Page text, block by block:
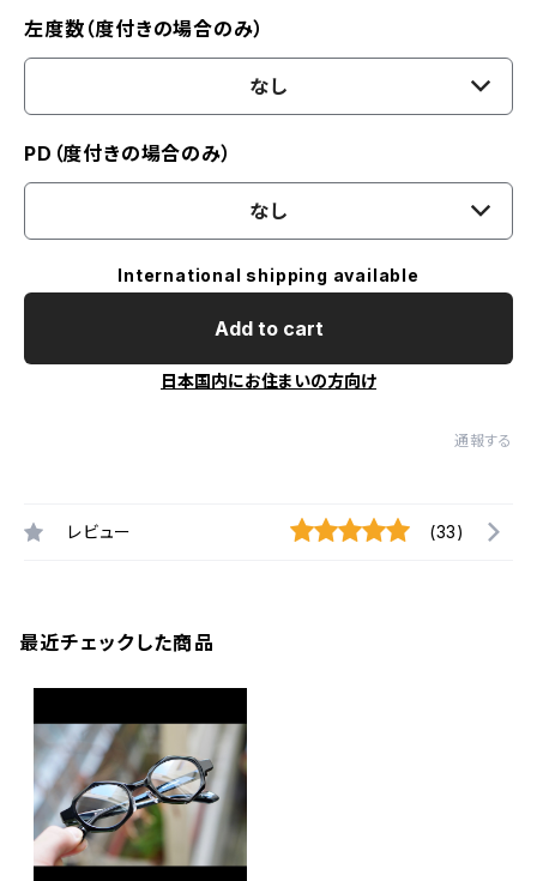
左度数（度付きの場合のみ）
なし
PD（度付きの場合のみ）
なし
International shipping available
Add to cart
日本国内にお住まいの方向け
通報する
レビュー (33)
最近チェックした商品